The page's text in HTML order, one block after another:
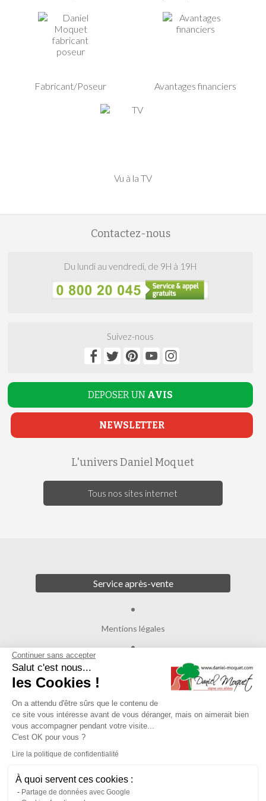
Continuer sans accepter
Salut c'est nous...
les Cookies !
On a attendu d'être sûrs que le contenu de
ce site vous intéresse avant de vous déranger, mais on aimerait bien
vous accompagner pendant votre visite...
C'est OK pour vous ?
Lire la politique de confidentialité
À quoi servent ces cookies :
Partage de données avec Google
Fabricant/Poseur Avantages financiers
Vu à la TV
Contactez-nous
Du lundi au vendredi, de 9H à 19H
Suivez-nous
DEPOSER UN AVIS
NEWSLETTER
L'univers Daniel Moquet
Tous nos sites internet
Service après-vente
Mentions légales
Agence de communication
Plan du site